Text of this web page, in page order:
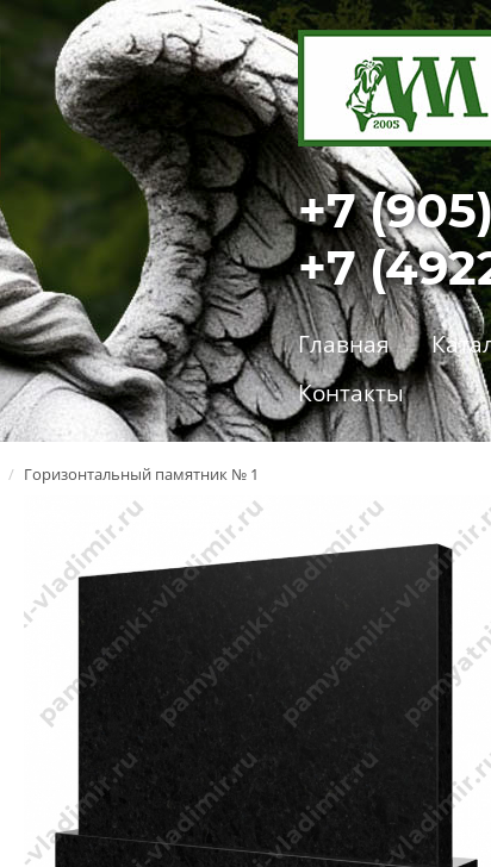
+7
+7
Главная
Контакты
/ Горизонтальный памятник № 1